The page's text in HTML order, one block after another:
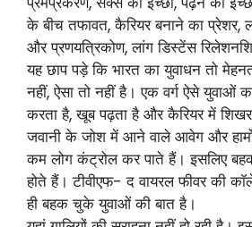
के बीच तफावत, कैरियर बनाने का
और प्रणयत्रिकोण, लांग डिस्टेंस
यह छाप पड़े कि भारत का युवाधन तो
नहीं, ऐसा तो नहीं है। एक वर्ग ऐसे युवाओं
करता है, खूब पढ़ता है और कैरियर में
जवानी के जोश में आने वाले आवेग और
कम लोग कंट्रोल कर पाते हैं। इसलिए
होते हैं। टीवीएफ- द वायरल फीवर की
ही बहक चुके युवाओं की बात है।